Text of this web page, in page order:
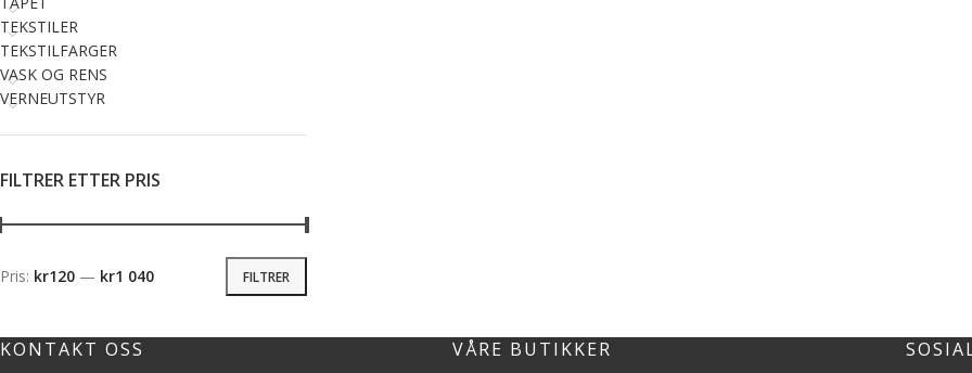
TEKSTILER
TEKSTILFARGER
VASK OG RENS
VERNEUTSTYR
FILTRER ETTER PRIS
FILTRER
Pris: kr120 — kr1 040
KONTAKT OSS VÅRE BUTIKKER